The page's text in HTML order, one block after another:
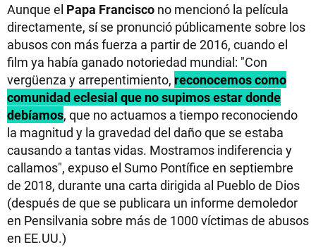
Aunque el Papa Francisco no mencionó la película
directamente, sí se pronunció públicamente sobre los
abusos con más fuerza a partir de 2016, cuando el
film ya había ganado notoriedad mundial: "Con
vergüenza y arrepentimiento, reconocemos como
comunidad eclesial que no supimos estar donde
debíamos, que no actuamos a tiempo reconociendo
la magnitud y la gravedad del daño que se estaba
causando a tantas vidas. Mostramos indiferencia y
callamos", expuso el Sumo Pontífice en septiembre
de 2018, durante una carta dirigida al Pueblo de Dios
(después de que se publicara un informe demoledor
en Pensilvania sobre más de 1000 víctimas de abusos
en EE.UU.)